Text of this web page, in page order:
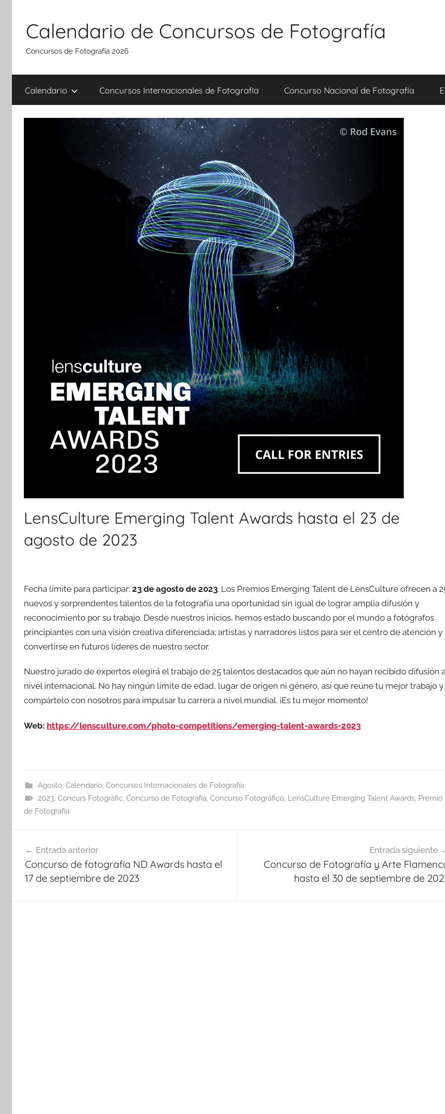
contenido
Calendario de Concursos de Fotografía
Concursos de Fotografía 2026
Calendario Concursos Internacionales de Fotografía Concurso Nacional de Fotografía
LensCulture Emerging Talent Awards hasta el 23 de
agosto de 2023
Fecha límite para participar: 23 de agosto de 2023. Los Premios Emerging Talent de LensCulture ofrecen a
nuevos y sorprendentes talentos de la fotografía una oportunidad sin igual de lograr amplia difusión y
reconocimiento por su trabajo. Desde nuestros inicios, hemos estado buscando por el mundo a fotógrafos
principiantes con una visión creativa diferenciada; artistas y narradores listos para ser el centro de atención y
convertirse en futuros líderes de nuestro sector.
Nuestro jurado de expertos elegirá el trabajo de 25 talentos destacados que aún no hayan recibido difusión
nivel internacional. No hay ningún límite de edad, lugar de origen ni género, así que reúne tu mejor trabajo y
compártelo con nosotros para impulsar tu carrera a nivel mundial. ¡Es tu mejor momento!
Web: https://lensculture.com/photo-competitions/emerging-talent-awards-2023
Agosto, Calendario, Concursos Internacionales de Fotografía
2023, Concurs Fotogràfic, Concurso de Fotografía, Concurso Fotográfico, LensCulture Emerging Talent Awards, Premio
de Fotografía
de
entradas
Entrada anterior
Concurso de fotografía ND Awards hasta el
17 de septiembre de 2023
Entrada siguiente
Concurso de Fotografía y Arte
hasta el 30 de septiembre de